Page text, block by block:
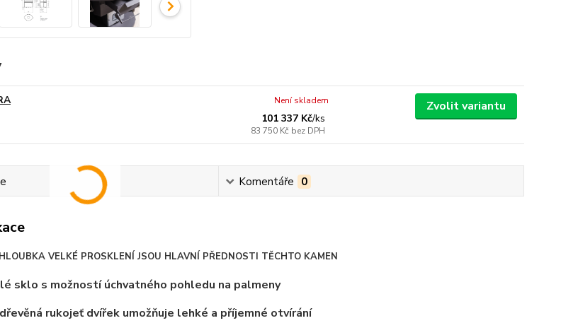
101 337 Kč/ks
83 750 Kč bez DPH
Není skladem Zvolit variantu
Komentáře 0
VELKÉ PROSKLENÍ JSOU HLAVNÍ PŘEDNOSTI TĚCHTO KAMEN
sklo s možností úchvatného pohledu na palmeny
rukojeť dvířek umožňuje lehké a příjemné otvírání